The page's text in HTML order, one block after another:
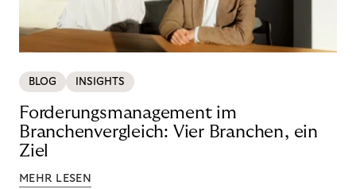
BLOG INSIGHTS
Forderungsmanagement im
Branchenvergleich: Vier Branchen, ein
Ziel
MEHR LESEN